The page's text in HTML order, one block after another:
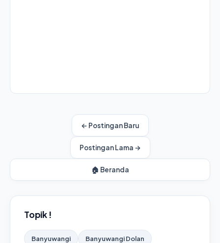
← Postingan Baru
Postingan Lama →
🏠 Beranda
Topik !
Banyuwangi Banyuwangi Dolan